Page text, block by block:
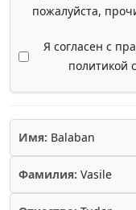
пожалуйста,
Я согласен с
политикой
Имя: Balaban
Фамилия: Vasile